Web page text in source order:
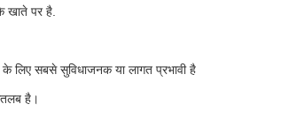
खाते पर है.
सबसे सुविधाजनक या लागत प्रभावी है
है।